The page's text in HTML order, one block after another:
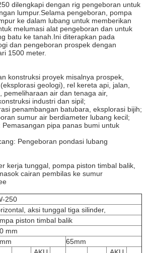
dilengkapi dengan rig pengeboran untuk
lumpur.Selama pengeboran, pompa
ke dalam lubang untuk memberikan
melumasi alat pengeboran dan untuk
batu ke tanah.Ini diterapkan pada
dan pengeboran prospek dengan
1500 meter.
konstruksi proyek misalnya prospek,
geologi), rel kereta api, jalan,
pemeliharaan air dan tenaga air,
industri dan sipil;
penambangan batubara, eksplorasi bijih;
sumur air berdiameter lubang kecil;
pipa panas bumi untuk
Pengeboran pondasi lubang
kerja tunggal, pompa piston timbal balik,
cairan pembilas ke sumur
250
aksi tunggal tiga silinder,
piston timbal balik
mm
65mm